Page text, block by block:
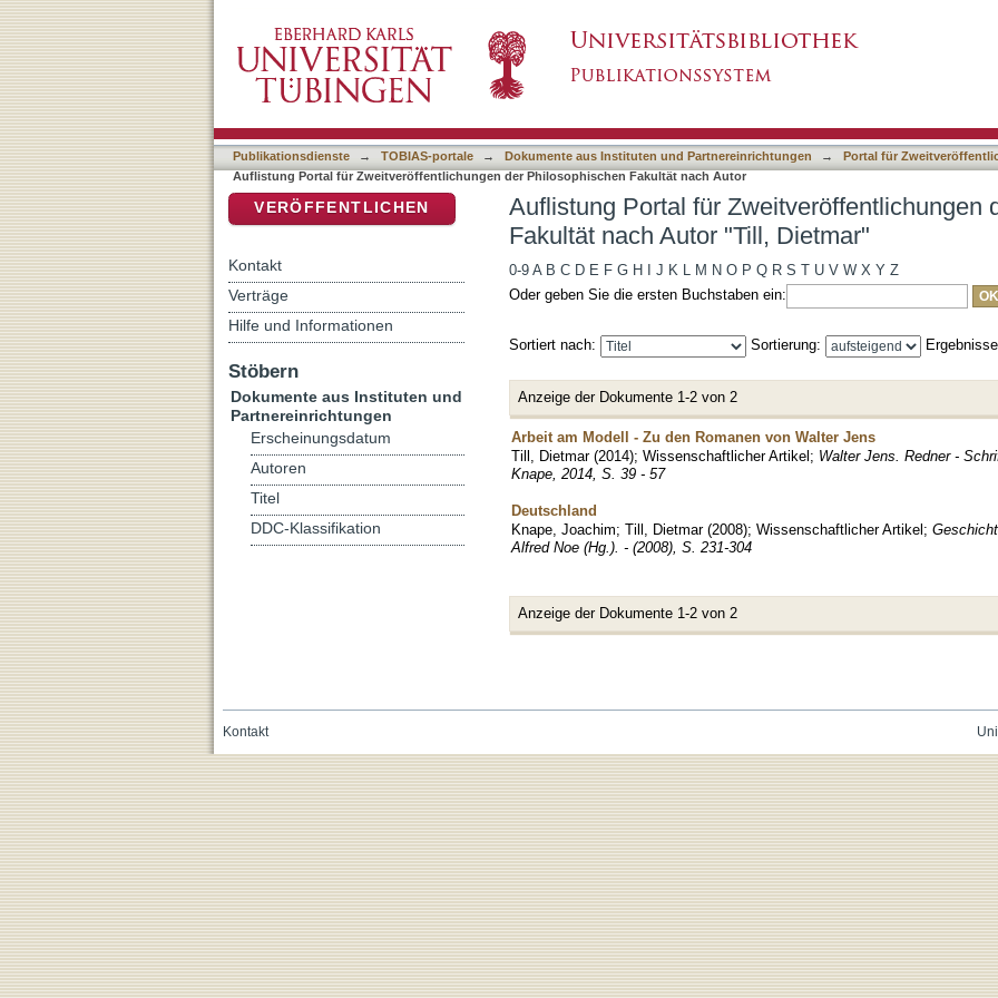
Dietmar"
Publikationsdienste → TOBIAS-portale → Dokumente aus Instituten und Partnereinrichtungen → Portal für
Auflistung Portal für Zweitveröffentlichungen der Philosophischen Fakultät nach Autor
Auflistung Portal für Zweitveröffentlichungen
Fakultät nach Autor "Till, Dietmar"
0-9 A B C D E F G H J K L M N O P Q R S T U V W X Y Z
Oder geben Sie die ersten Buchstaben ein:
Sortiert nach: Sortierung:
Anzeige der Dokumente 1-2 von 2
Arbeit am Modell - Zu den Romanen von Walter Jens
Till, Dietmar (2014); Wissenschaftlicher Artikel; Walter Jens. Redner -
Knape, 2014, S. 39 - 57
Deutschland
Knape, Joachim; Till, Dietmar (2008); Wissenschaftlicher Artikel;
Alfred Noe (Hg.). - (2008), S. 231-304
Anzeige der Dokumente 1-2 von 2
VERÖFFENTLICHEN
Kontakt
Verträge
Hilfe und Informationen
Stöbern
Dokumente aus Instituten und
Partnereinrichtungen
Erscheinungsdatum
Autoren
Titel
DDC-Klassifikation
Kontakt